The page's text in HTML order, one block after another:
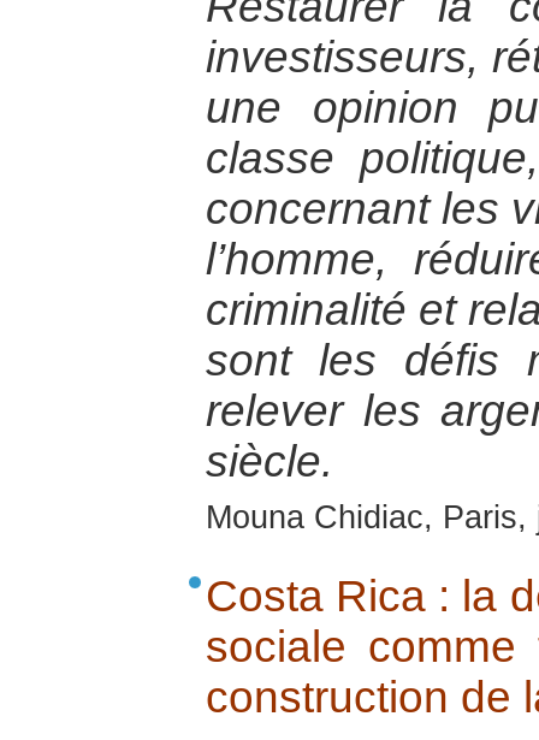
investisseurs,
une opinion
classe
concernant les
l’homme,
criminalité et
sont les défis
relever les
siècle.
Mouna Chidiac, Paris,
Costa Rica : la
sociale comme
construction de